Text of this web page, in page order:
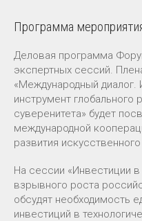
Программа
Деловая программа
экспертных сессий.
«Международный диалог.
инструмент глобального
суверенитета» будет
международной
развития искусственного
На сессии «Инвестиции
взрывного роста
обсудят необходимость
инвестиций в